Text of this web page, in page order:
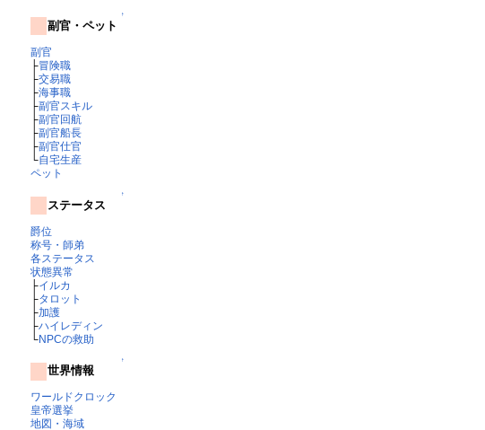
↑
副官・ペット
副官
├冒険職
├交易職
├海事職
├副官スキル
├副官回航
├副官船長
├副官仕官
└自宅生産
ペット
↑
ステータス
爵位
称号・師弟
各ステータス
状態異常
├イルカ
├タロット
├加護
├ハイレディン
└NPCの救助
↑
世界情報
ワールドクロック
皇帝選挙
地図・海域